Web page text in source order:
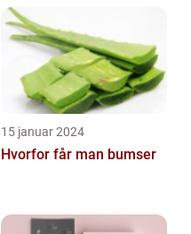
15 januar 2024
Hvorfor får man bumser